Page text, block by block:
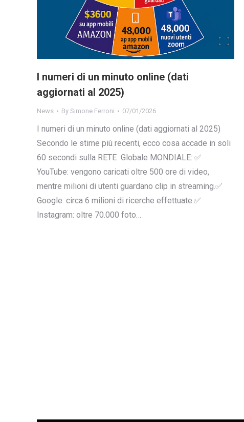
I numeri di un minuto online (dati
aggiornati al 2025)
News By Simone Ferroni 07/01/2026
I numeri di un minuto online (dati aggiornati al 2025)
Secondo le stime più recenti, ecco cosa accade in soli
60 secondi sulla RETE Globale MONDIALE: ✅
YouTube: vengono caricati oltre 500 ore di video,
mentre milioni di utenti guardano clip in streaming.✅
Google: circa 6 milioni di ricerche effettuate.✅
Instagram: oltre 70.000 foto…